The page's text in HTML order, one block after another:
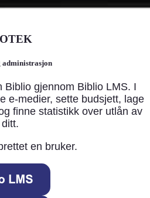
Biblio gjennom Biblio LMS. I
e-medier, sette budsjett, lage
finne statistikk over utlån av
en bruker.